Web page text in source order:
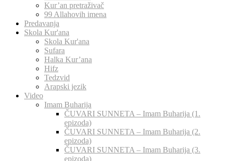
Kur’an pretraživač
99 Allahovih imena
Predavanja
Skola Kur'ana
Skola Kur'ana
Sufara
Halka Kur’ana
Hifz
Tedzvid
Arapski jezik
Video
Imam Buharija
ČUVARI SUNNETA – Imam Buharija (1.
epizoda)
ČUVARI SUNNETA – Imam Buharija (2.
epizoda)
ČUVARI SUNNETA – Imam Buharija (3.
epizoda)